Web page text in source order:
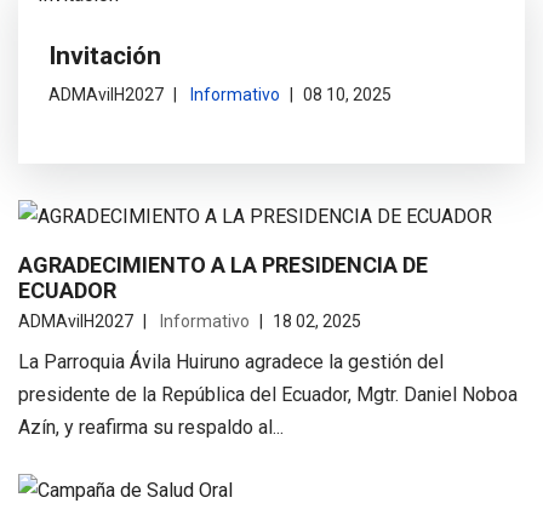
Invitación
ADMAvilH2027 Informativo 08 10, 2025
AGRADECIMIENTO A LA PRESIDENCIA DE
ECUADOR
ADMAvilH2027 Informativo 18 02, 2025
La Parroquia Ávila Huiruno agradece la gestión del
presidente de la República del Ecuador, Mgtr. Daniel Noboa
Azín, y reafirma su respaldo al...